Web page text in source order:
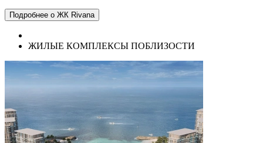
Подробнее о ЖК Rivana
ЖИЛЫЕ КОМПЛЕКСЫ ПОБЛИЗОСТИ